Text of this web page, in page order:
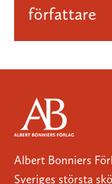
författare
Albert Bonniers
Sveriges största